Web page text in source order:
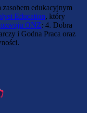
edukacyjnym
Education, który
ONZ: 4. Dobra
i Godna Praca oraz